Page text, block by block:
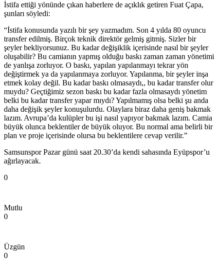
İstifa ettiği yönünde çıkan haberlere de açıklık getiren Fuat Çapa,
şunları söyledi:
“İstifa konusunda yazılı bir şey yazmadım. Son 4 yılda 80 oyuncu
transfer edilmiş. Birçok teknik direktör gelmiş gitmiş. Sizler bir
şeyler bekliyorsunuz. Bu kadar değişiklik içerisinde nasıl bir şeyler
oluşabilir? Bu camianın yapmış olduğu baskı zaman zaman yönetimi
de yanlışa zorluyor. O baskı, yapılan yapılanmayı tekrar yön
değiştirmek ya da yapılanmaya zorluyor. Yapılanma, bir şeyler inşa
etmek kolay değil. Bu kadar baskı olmasaydı,, bu kadar transfer olur
muydu? Geçtiğimiz sezon baskı bu kadar fazla olmasaydı yönetim
belki bu kadar transfer yapar mıydı? Yapılmamış olsa belki şu anda
daha değişik şeyler konuşulurdu. Olaylara biraz daha geniş bakmak
lazım. Avrupa’da kulüpler bu işi nasıl yapıyor bakmak lazım. Camia
büyük olunca beklentiler de büyük oluyor. Bu normal ama belirli bir
plan ve proje içerisinde olursa bu beklentilere cevap verilir.”
Samsunspor Pazar günü saat 20.30’da kendi sahasında Eyüpspor’u
ağırlayacak.
0
Mutlu
0
Üzgün
0